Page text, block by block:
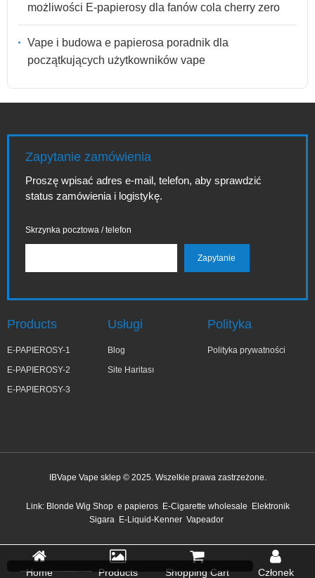
możliwości E-papierosy dla fanów cola cherry zero
Vape i budowa e papierosa poradnik dla
początkujących użytkowników vape
Zapytanie zamówienia
Proszę wpisać adres e-mail, telefon, aby sprawdzić
status zamówienia i logistykę.
Skrzynka pocztowa / telefon
Products
E-PAPIEROSY-1
E-PAPIEROSY-2
E-PAPIEROSY-3
Usługi
Blog
Site Haritası
Polityka
Polityka prywatności
IBVape Vape sklep © 2025. Wszelkie prawa zastrzeżone.
Link: Blonde Wig Shop e papieros E-Cigarette wholesale
Elektronik
Sigara E-Liquid-Kenner Vapeador
Home Products Shopping Cart Członek
niedawno kupiony
53 minut temu